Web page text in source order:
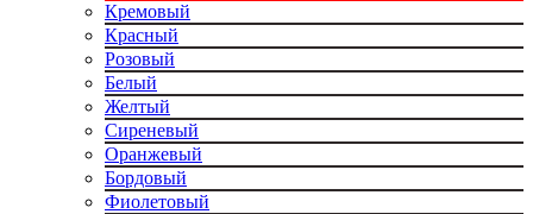
Кремовый
Красный
Розовый
Белый
Желтый
Сиреневый
Оранжевый
Бордовый
Фиолетовый